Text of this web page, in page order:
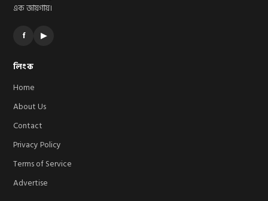
এক জায়গায়।
f ▶
লিংক
Home
About Us
Contact
Privacy Policy
Terms of Service
Advertise